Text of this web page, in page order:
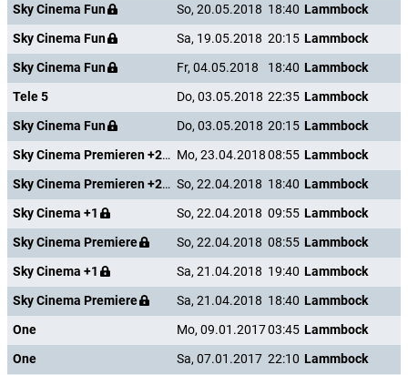
Sky Cinema Fun
So, 20.05.2018 18:40 Lammbock
Sky Cinema Fun
Sa, 19.05.2018 20:15 Lammbock
Sky Cinema Fun
Fr, 04.05.2018 18:40 Lammbock
Tele 5
Do, 03.05.2018 22:35 Lammbock
Sky Cinema Fun
Do, 03.05.2018 20:15 Lammbock
Sky Cinema Premieren +24 Mo, 23.04.201808:55 Lammbock
Sky Cinema Premieren +24 So, 22.04.2018 18:40 Lammbock
Sky Cinema +1
So, 22.04.2018 09:55 Lammbock
Sky Cinema Premiere
So, 22.04.2018 08:55 Lammbock
Sky Cinema +1
Sa, 21.04.2018 19:40 Lammbock
Sky Cinema Premiere
Sa, 21.04.2018 18:40 Lammbock
One
Mo, 09.01.201703:45 Lammbock
One
Sa, 07.01.2017 22:10 Lammbock